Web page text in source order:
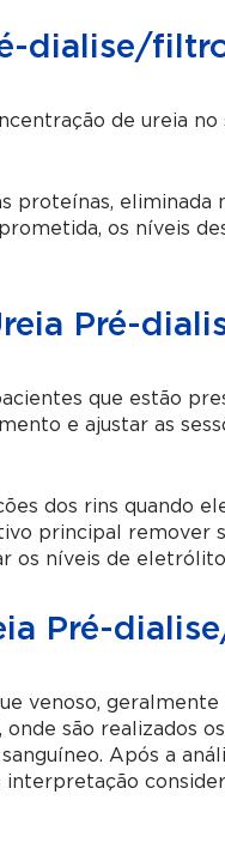
dialise/
de ureia no
proteínas, eliminada
os níveis
Pré-
que estão
e ajustar as
dos rins quando
principal remover
os níveis de
Pré-
venoso,
são realizados
Após a